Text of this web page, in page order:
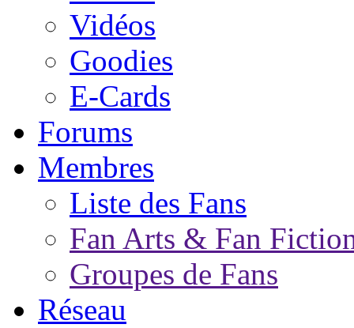
Vidéos
Goodies
E-Cards
Forums
Membres
Liste des Fans
Fan Arts & Fan
Groupes de Fans
Réseau